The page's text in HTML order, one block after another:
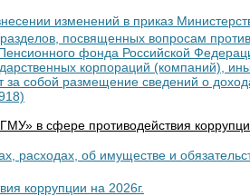
изменений в приказ
посвященных вопросам
фонда Российской
корпораций (компаний),
собой размещение сведений о
в сфере противодействия
расходах, об имуществе и
коррупции на 2026г.